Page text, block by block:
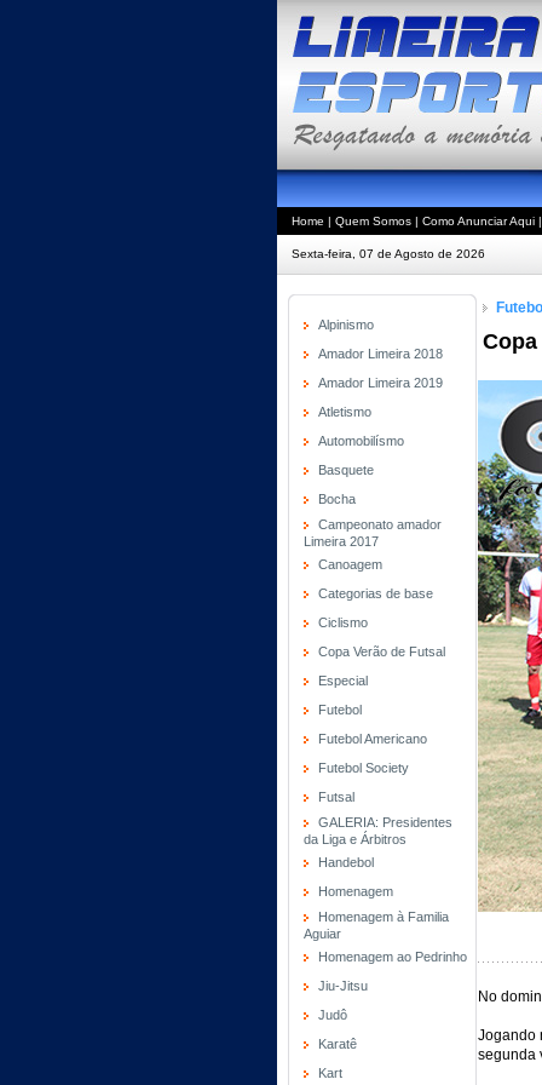
Home | Quem Somos | Como Anunciar Aqui
Sexta-feira, 07 de Agosto de 2026
Alpinismo
Amador Limeira 2018
Amador Limeira 2019
Atletismo
Automobilísmo
Basquete
Bocha
Campeonato amador
Limeira 2017
Canoagem
Categorias de base
Ciclismo
Copa Verão de Futsal
Especial
Futebol
Futebol Americano
Futebol Society
Futsal
GALERIA: Presidentes
da Liga e Árbitros
Handebol
Homenagem
Homenagem à Familia
Aguiar
Homenagem ao Pedrinho
Jiu-Jitsu
Judô
Karatê
Kart
Copa
No
Jogando
segunda